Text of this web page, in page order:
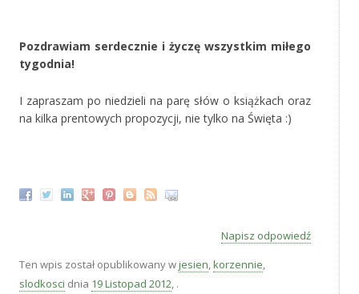
Pozdrawiam serdecznie i życzę wszystkim miłego
tygodnia!
I zapraszam po niedzieli na parę słów o książkach oraz
na kilka prentowych propozycji, nie tylko na Święta :)
Napisz odpowiedź
Ten wpis został opublikowany wjesien,korzennie,
slodkosci dnia 19 Listopad 2012, .